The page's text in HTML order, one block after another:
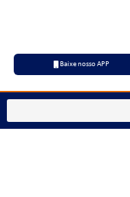
Baixe nosso APP